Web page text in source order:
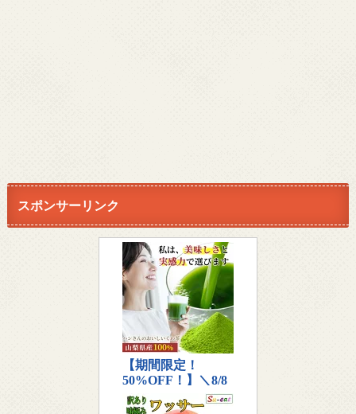
スポンサーリンク